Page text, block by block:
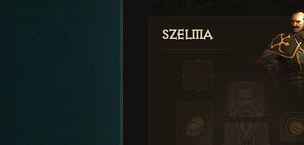
Szelma